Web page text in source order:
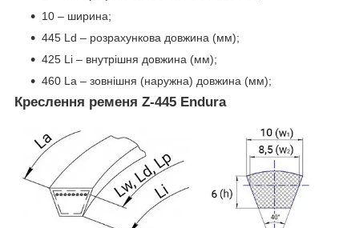
10 – ширина;
445 Ld – розрахункова довжина (мм);
425 Li – внутрішня довжина (мм);
460 La – зовнішня (наружна) довжина (мм);
Креслення ременя Z-445 Endura